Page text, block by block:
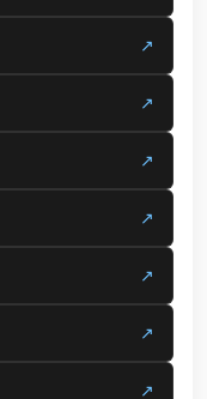
↗
↗
↗
↗
↗
↗
↗